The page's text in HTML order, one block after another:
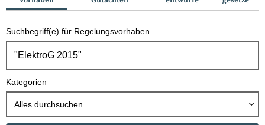
u
c
h
o
Suchbegriff(e) für Regelungsvorhaben
Kategorien
Alles durchsuchen